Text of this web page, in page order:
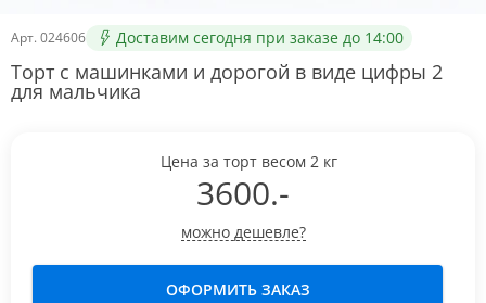
Арт. 024606 Доставим сегодня при заказе до 14:00
Торт с машинками и дорогой в виде цифры 2
для мальчика
Цена за торт весом 2 кг
3600.-
можно дешевле?
ОФОРМИТЬ ЗАКАЗ